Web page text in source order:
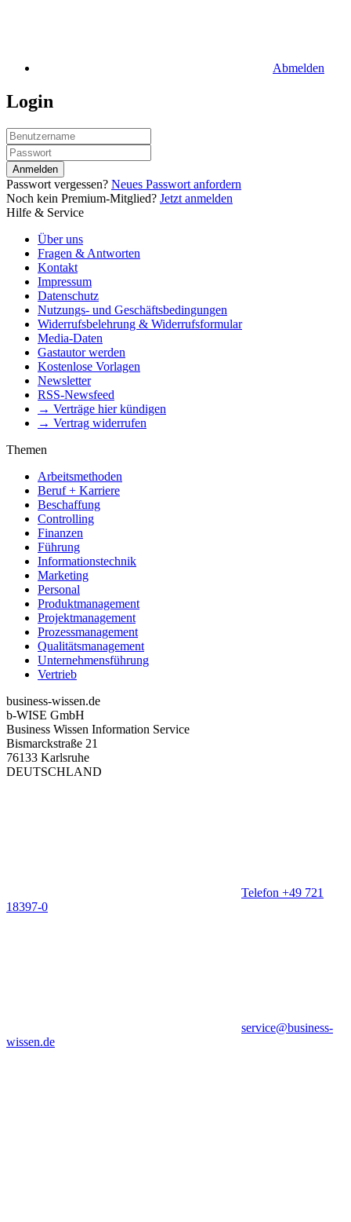
Abmelden
Login
Anmelden
Passwort vergessen? Neues Passwort anfordern
Noch kein Premium-Mitglied? Jetzt anmelden
Hilfe & Service
Über uns
Fragen & Antworten
Kontakt
Impressum
Datenschutz
Nutzungs- und Geschäftsbedingungen
Widerrufsbelehrung & Widerrufsformular
Media-Daten
Gastautor werden
Kostenlose Vorlagen
Newsletter
RSS-Newsfeed
→ Verträge hier kündigen
→ Vertrag widerrufen
Themen
Arbeitsmethoden
Beruf + Karriere
Beschaffung
Controlling
Finanzen
Führung
Informationstechnik
Marketing
Personal
Produktmanagement
Projektmanagement
Prozessmanagement
Qualitätsmanagement
Unternehmensführung
Vertrieb
business-wissen.de
b-WISE GmbH
Business Wissen Information Service
Bismarckstraße 21
76133 Karlsruhe
DEUTSCHLAND
Telefon +49 721
18397-0
service@business-
wissen.de